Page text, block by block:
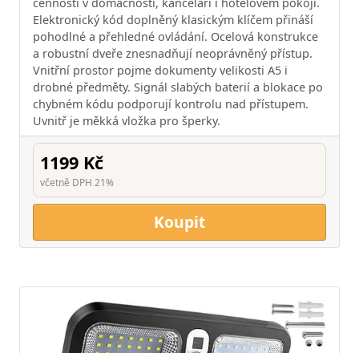
Elektronický kód doplněný klasickým klíčem přináší
pohodlné a přehledné ovládání. Ocelová konstrukce
a robustní dveře znesnadňují neoprávněný přístup.
Vnitřní prostor pojme dokumenty velikosti A5 i
drobné předměty. Signál slabých baterií a blokace po
chybném kódu podporují kontrolu nad přístupem.
Uvnitř je měkká vložka pro šperky.
1199 Kč
včetně DPH 21%
Koupit